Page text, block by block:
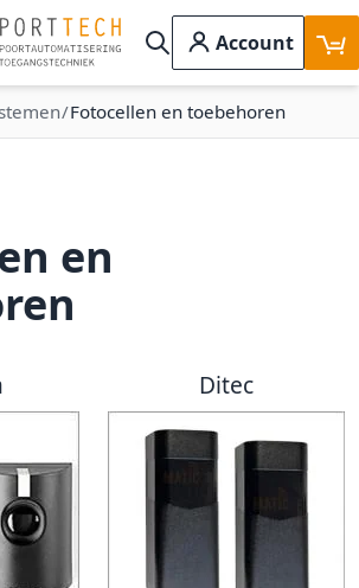
Search
Account
Fotocellen en toebehoren
en
Ditec